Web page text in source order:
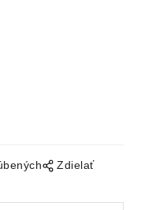
Zdielať